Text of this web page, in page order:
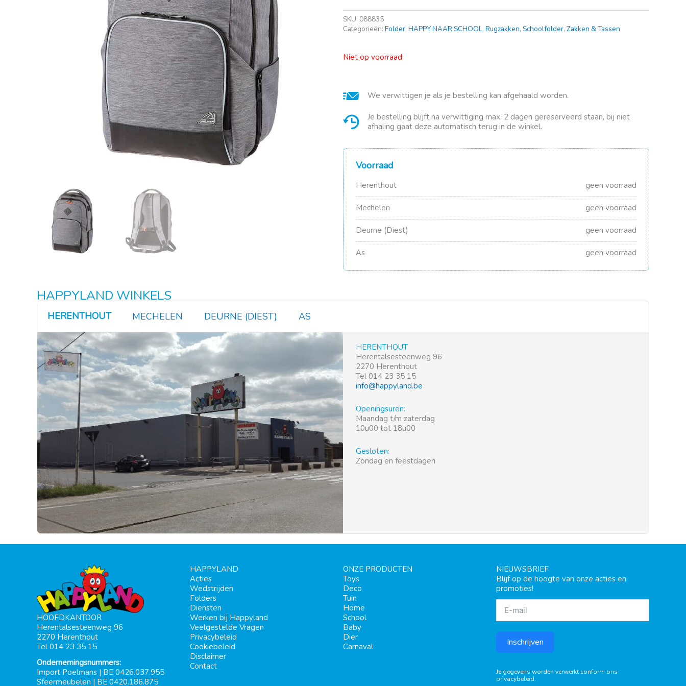
SKU: 088835
Categorieën: Folder, HAPPY NAAR SCHOOL, Rugzakken, Schoolfolder, Zakken & Tassen
Niet op voorraad
We verwittigen je als je bestelling kan afgehaald worden.
Je bestelling blijft na verwittiging max. 2 dagen gereserveerd staan, bij niet
afhaling gaat deze automatisch terug in de winkel.
Voorraad
Herenthout geen voorraad
Mechelen geen voorraad
Deurne (Diest) geen voorraad
As geen voorraad
HAPPYLAND WINKELS
HERENTHOUT MECHELEN DEURNE (DIEST) AS
HERENTHOUT
Herentalsesteenweg 96
2270 Herenthout
Tel 014 23 35 15
info@happyland.be
Openingsuren:
Maandag t/m zaterdag
10u00 tot 18u00
Gesloten:
Zondag en feestdagen
HOOFDKANTOOR
Herentalsesteenweg 96
2270 Herenthout
Tel 014 23 35 15
Ondernemingsnummers:
Import Poelmans | BE 0426.037.955
Sfeermeubelen | BE 0420.186.875
HAPPYLAND
Acties
Wedstrijden
Folders
Diensten
Werken bij Happyland
Veelgestelde Vragen
Privacybeleid
Cookiebeleid
Disclaimer
Contact
ONZE PRODUCTEN
Toys
Deco
Tuin
Home
School
Baby
Dier
Carnaval
NIEUWSBRIEF
Blijf op de hoogte van onze acties en
promoties!
Inschrijven
Je gegevens worden verwerkt conform ons
privacybeleid.